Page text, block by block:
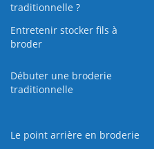
traditionnelle ?
Entretenir stocker fils à
broder
Débuter une broderie
traditionnelle
Le point arrière en broderie